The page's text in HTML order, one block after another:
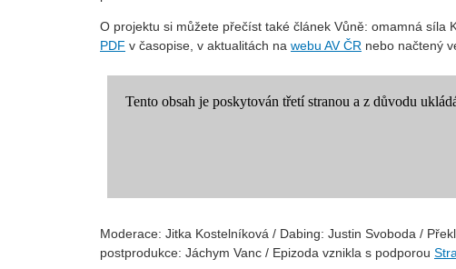
O projektu si můžete přečíst také článek Vůně: omamná síla
PDF v časopise, v aktualitách na webu AV ČR nebo načtený
Moderace: Jitka Kostelníková / Dabing: Justin Svoboda /
postprodukce: Jáchym Vanc / Epizoda vznikla s podporou